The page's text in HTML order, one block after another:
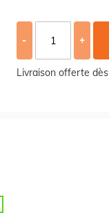
- +
Livraison offerte dès